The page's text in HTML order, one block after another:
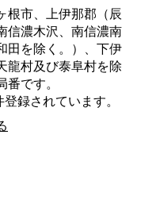
根市、上伊那郡（辰
信濃木沢、南信濃南
田を除く。）、下伊
龍村及び泰阜村を除
です。
録されています。